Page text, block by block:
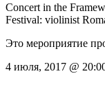
Concert in the
Festival: violinist
Это мероприятие
4 июля, 2017 @